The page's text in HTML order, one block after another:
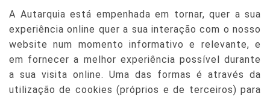
A Autarquia está empenhada em tornar, quer a sua
experiência online quer a sua interação com o nosso
website num momento informativo e relevante, e
em fornecer a melhor experiência possível durante
a sua visita online. Uma das formas é através da
utilização de cookies (próprios e de terceiros) para